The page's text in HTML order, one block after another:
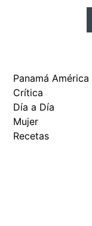
Panamá América
Crítica
Día a Día
Mujer
Recetas